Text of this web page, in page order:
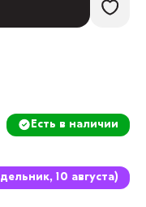
Есть в наличии
10 августа)